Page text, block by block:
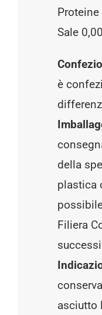
Proteine
Sale
è
della
plastica
Filiera
asciutto